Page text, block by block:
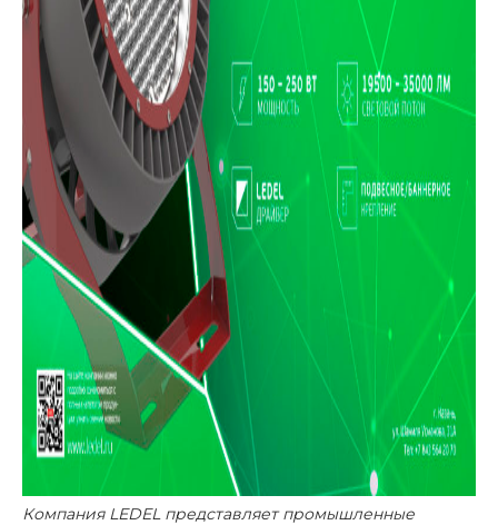
Компания LEDELпредставляет промышленные